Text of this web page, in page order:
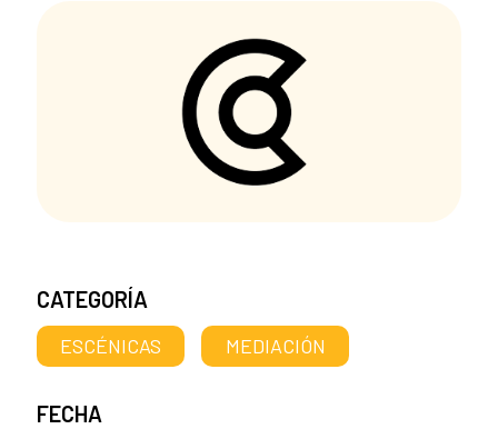
CATEGORÍA
ESCÉNICAS MEDIACIÓN
FECHA